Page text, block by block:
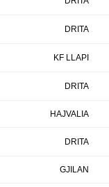
DRITA
KF LLAPI
DRITA
HAJVALIA
DRITA
GJILAN